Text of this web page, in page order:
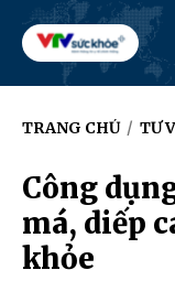
TRANG CHỦ / TƯ
Công
má, diếp
khỏe